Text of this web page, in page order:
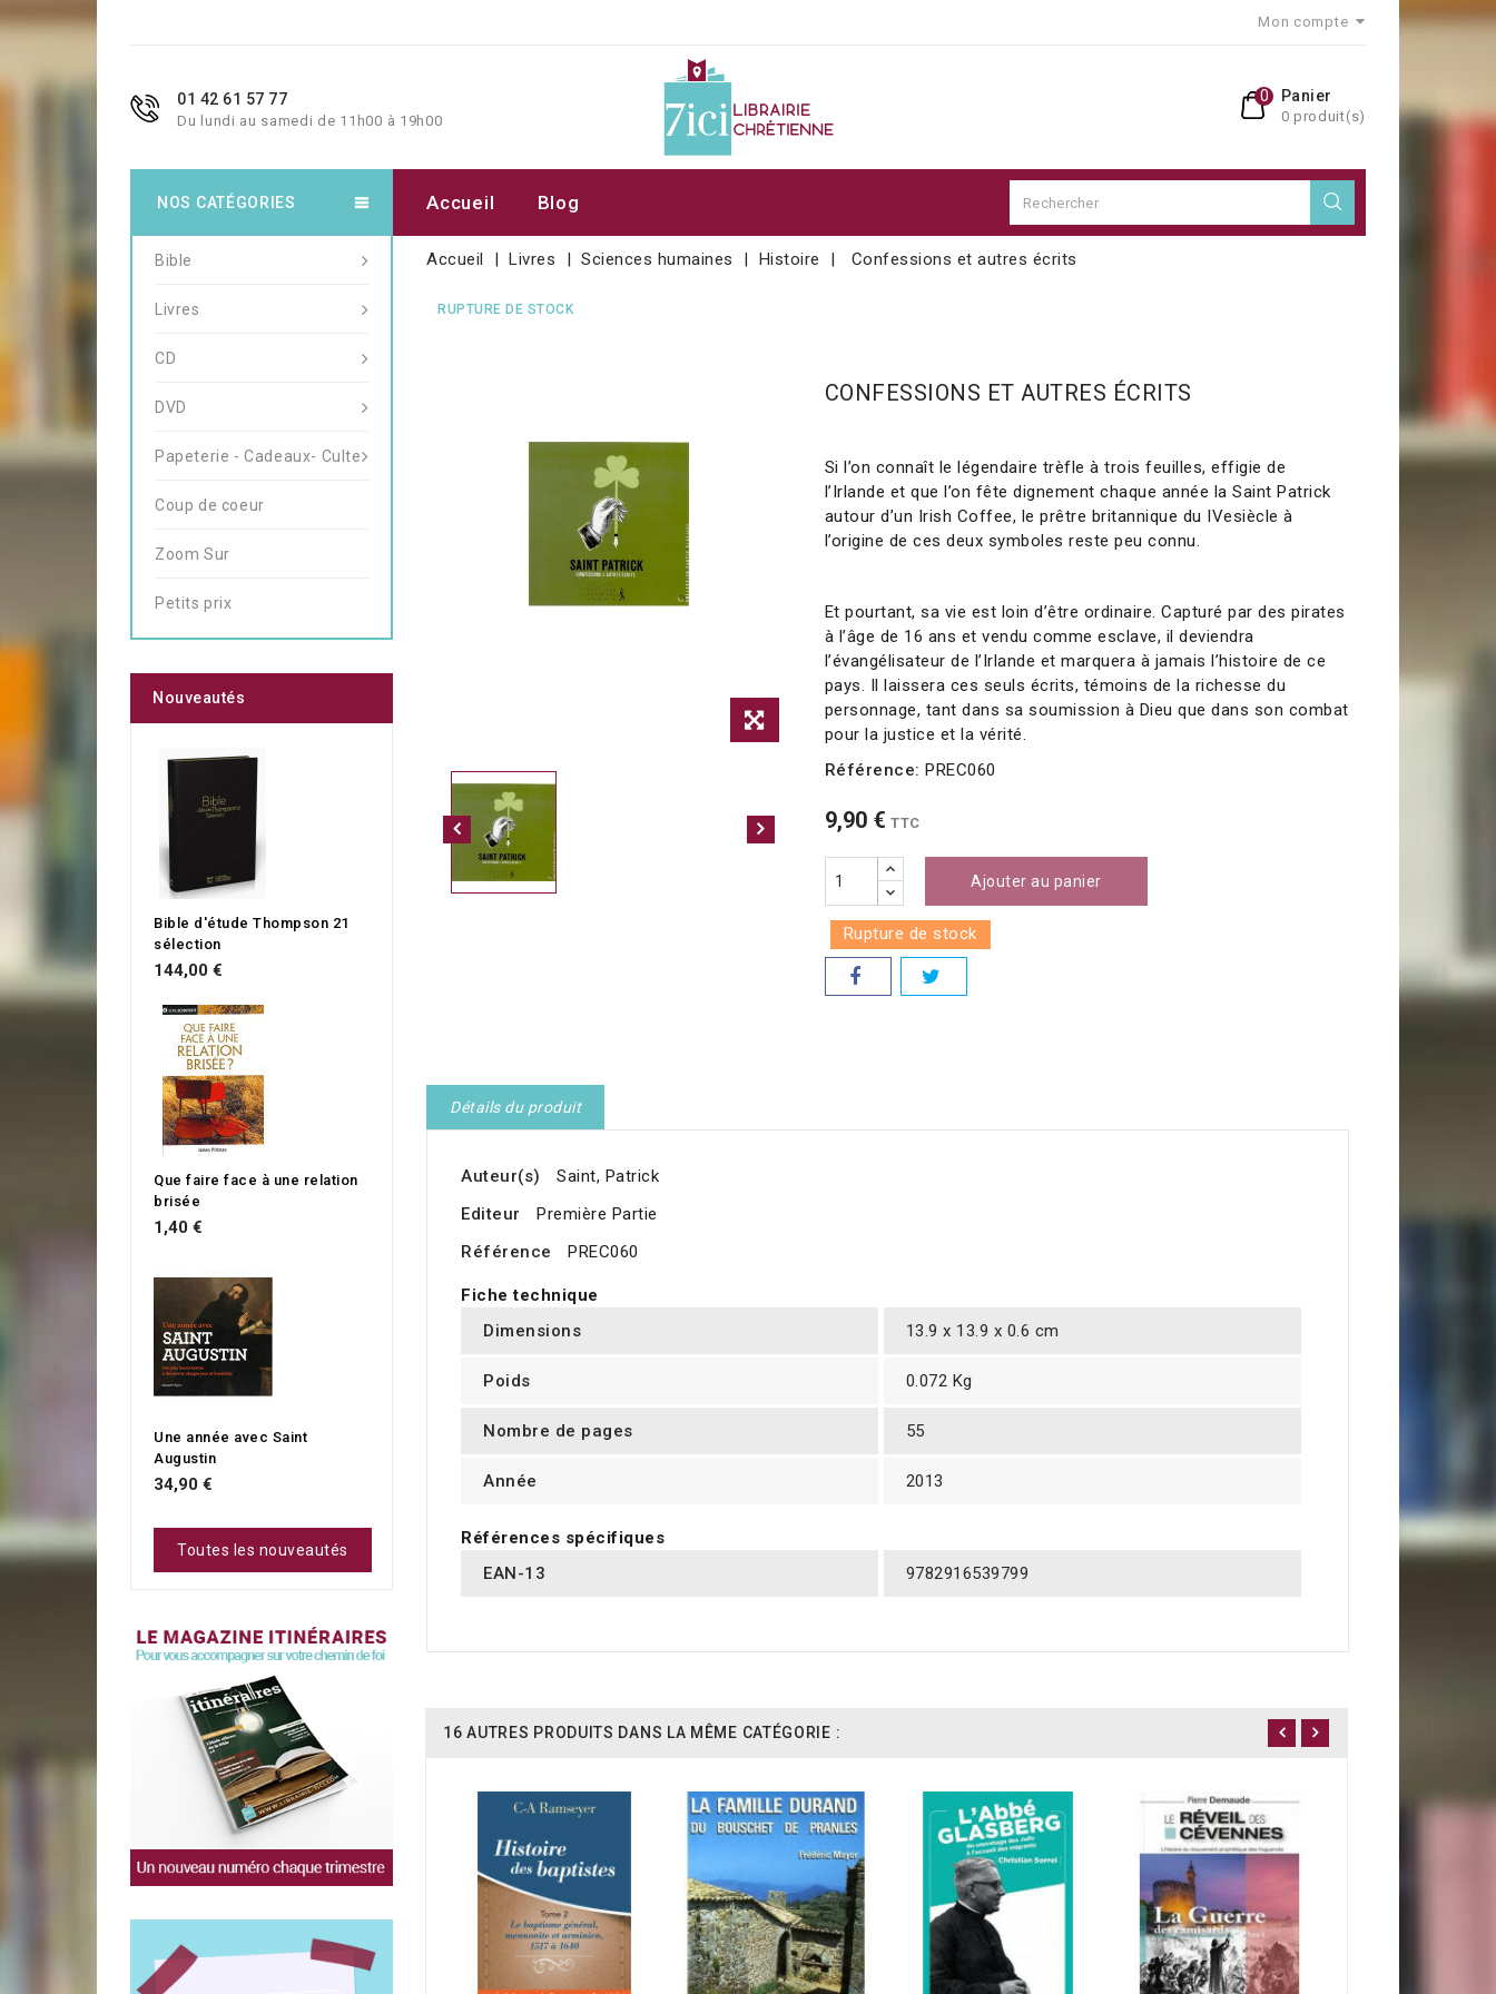
Mon compte
01 42 61 57 77
Du lundi au samedi de 11h00 à 19h00
Panier
0 produit(s)
0
Accueil Blog
Accueil Livres Sciences humaines Histoire Confessions et autres écrits
RUPTURE DE STOCK
CONFESSIONS ET AUTRES ÉCRITS
Si l’on connaît le légendaire trèfle à trois feuilles, effigie de
l’Irlande et que l’on fête dignement chaque année la Saint Patrick
autour d’un Irish Coffee, le prêtre britannique du IVesiècle à
l’origine de ces deux symboles reste peu connu.
Et pourtant, sa vie est loin d’être ordinaire. Capturé par des pirates
à l’âge de 16 ans et vendu comme esclave, il deviendra
l’évangélisateur de l’Irlande et marquera à jamais l’histoire de ce
pays. Il laissera ces seuls écrits, témoins de la richesse du
personnage, tant dans sa soumission à Dieu que dans son combat
pour la justice et la vérité.
Référence: PREC060
9,90 € TTC
Ajouter au panier
Rupture de stock
Détails du produit
Auteur(s)
Saint, Patrick
Editeur
Première Partie
Référence
PREC060
Fiche technique
Dimensions
13.9 x 13.9 x 0.6 cm
Poids 0.072 Kg
Nombre de pages 55
Année 2013
Références spécifiques
EAN-13
9782916539799
16 AUTRES PRODUITS DANS LA MÊME CATÉGORIE :
NOS CATÉGORIES
Bible
Livres
CD
DVD
Papeterie - Cadeaux- Culte
Coup de coeur
Zoom Sur
Petits prix
Nouveautés
Bible d'étude Thompson 21
sélection
144,00 €
Que faire face à une relation
brisée
1,40 €
Une année avec Saint
Augustin
34,90 €
Toutes les nouveautés